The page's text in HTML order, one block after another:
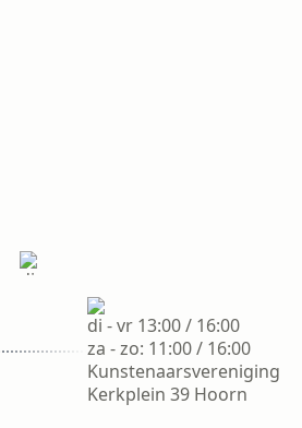
di - vr
za - zo:
Kunstenaarsvereniging
Kerkplein 39 Hoorn
di - vr 13:00 / 16:00
za - zo: 11:00 / 16:00
Kunstenaarsvereniging
Kerkplein 39 Hoorn